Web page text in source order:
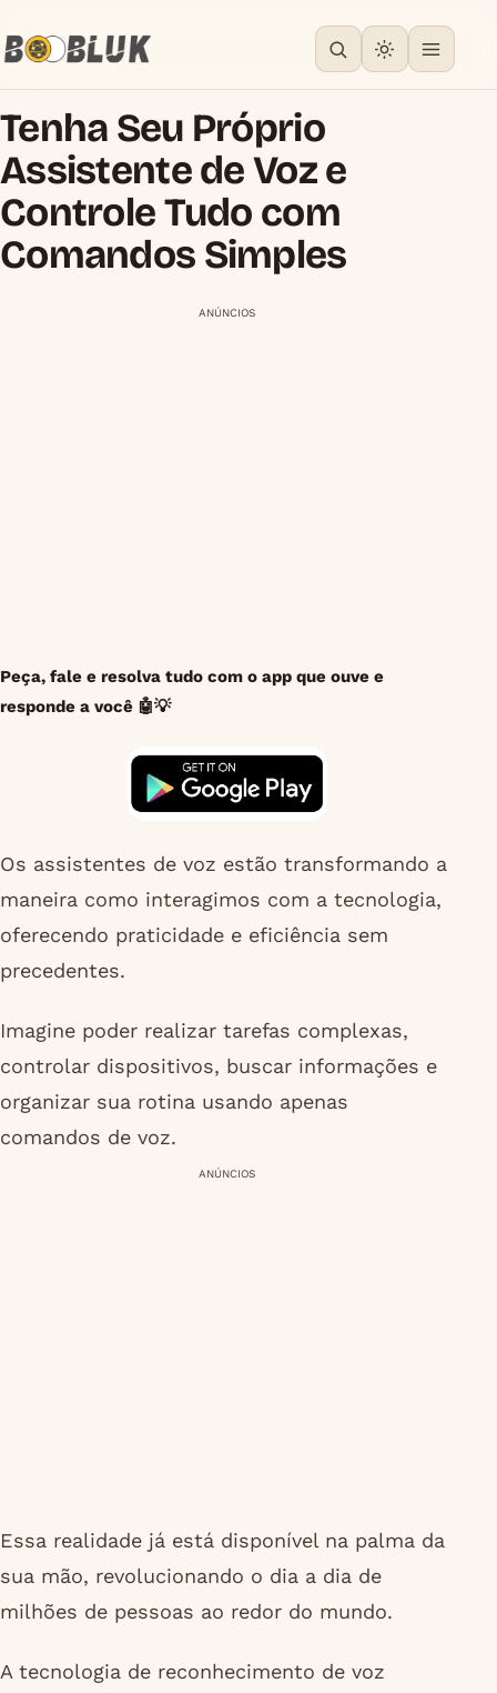
Tenha Seu Próprio
Assistente de Voz e
Controle Tudo com
Comandos Simples
ANÚNCIOS
Peça, fale e resolva tudo com o app que ouve e
responde a você 🤖💡
Os assistentes de voz estão transformando a
maneira como interagimos com a tecnologia,
oferecendo praticidade e eficiência sem
precedentes.
Imagine poder realizar tarefas complexas,
controlar dispositivos, buscar informações e
organizar sua rotina usando apenas
comandos de voz.
ANÚNCIOS
Essa realidade já está disponível na palma da
sua mão, revolucionando o dia a dia de
milhões de pessoas ao redor do mundo.
A tecnologia de reconhecimento de voz